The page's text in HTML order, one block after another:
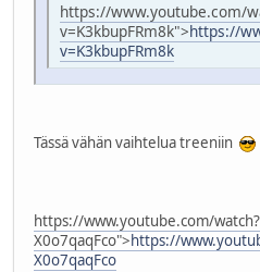
https://www.youtube.com/
v=K3kbupFRm8k">https://
v=K3kbupFRm8k
Tässä vähän vaihtelua treeniin
https://www.youtube.com/
X0o7qaqFco">https://
X0o7qaqFco